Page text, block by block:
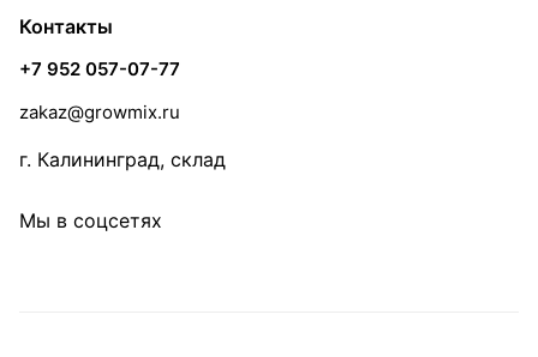
Контакты
+7 952 057-07-77
zakaz@growmix.ru
г. Калининград, склад
Мы в соцсетях